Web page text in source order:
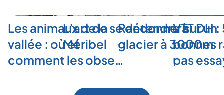
Les animaux de la
vallée : où et
comment les obse…
L’art de se détendre à
Méribel
Randonner sur un
glacier à 3000m
VTT DH
bonnes
pas